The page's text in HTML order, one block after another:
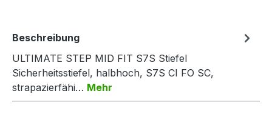
Beschreibung
ULTIMATE STEP MID FIT S7S Stiefel
Sicherheitsstiefel, halbhoch, S7S CI FO SC,
strapazierfähi… Mehr